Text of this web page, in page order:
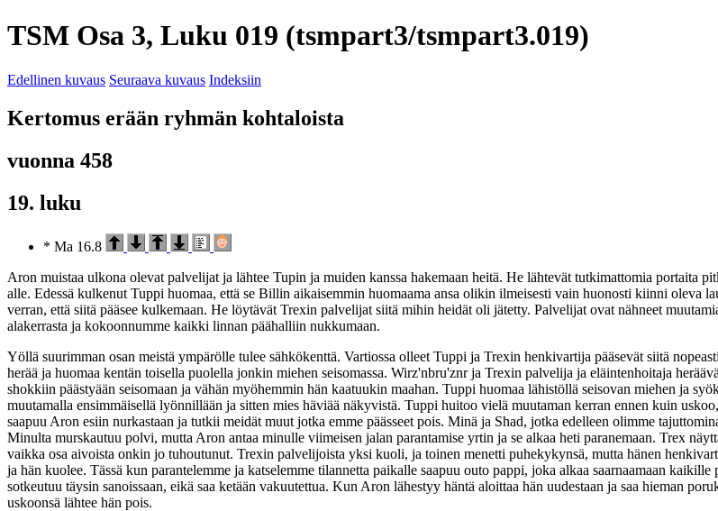
TSM Osa 3, Luku 019 (tsmpart3/tsmpart3.019)
Edellinen kuvaus Seuraava kuvaus Indeksiin
Kertomus erään ryhmän kohtaloista
vuonna 458
19. luku
* Ma 16.8
Aron muistaa ulkona olevat palvelijat ja lähtee Tupin ja muiden kanssa hakemaan heitä. He lähtevät tutkimattomia portaita
alle. Edessä kulkenut Tuppi huomaa, että se Billin aikaisemmin huomaama ansa olikin ilmeisesti vain huonosti kiinni oleva
verran, että siitä pääsee kulkemaan. He löytävät Trexin palvelijat siitä mihin heidät oli jätetty. Palvelijat ovat nähneet
alakerrasta ja kokoonnumme kaikki linnan päähalliin nukkumaan.
Yöllä suurimman osan meistä ympärölle tulee sähkökenttä. Vartiossa olleet Tuppi ja Trexin henkivartija pääsevät siitä
herää ja huomaa kentän toisella puolella jonkin miehen seisomassa. Wirz'nbru'znr ja Trexin palvelija ja eläintenhoitaja
shokkiin päästyään seisomaan ja vähän myöhemmin hän kaatuukin maahan. Tuppi huomaa lähistöllä seisovan miehen ja
muutamalla ensimmäisellä lyönnillään ja sitten mies häviää näkyvistä. Tuppi huitoo vielä muutaman kerran ennen kuin
saapuu Aron esiin nurkastaan ja tutkii meidät muut jotka emme päässeet pois. Minä ja Shad, jotka edelleen olimme
Minulta murskautuu polvi, mutta Aron antaa minulle viimeisen jalan parantamise yrtin ja se alkaa heti paranemaan. Trex
vaikka osa aivoista onkin jo tuhoutunut. Trexin palvelijoista yksi kuoli, ja toinen menetti puhekykynsä, mutta hänen
ja hän kuolee. Tässä kun parantelemme ja katselemme tilannetta paikalle saapuu outo pappi, joka alkaa saarnaamaan
sotkeutuu täysin sanoissaan, eikä saa ketään vakuutettua. Kun Aron lähestyy häntä aloittaa hän uudestaan ja saa hieman
uskoonsä lähtee hän pois.